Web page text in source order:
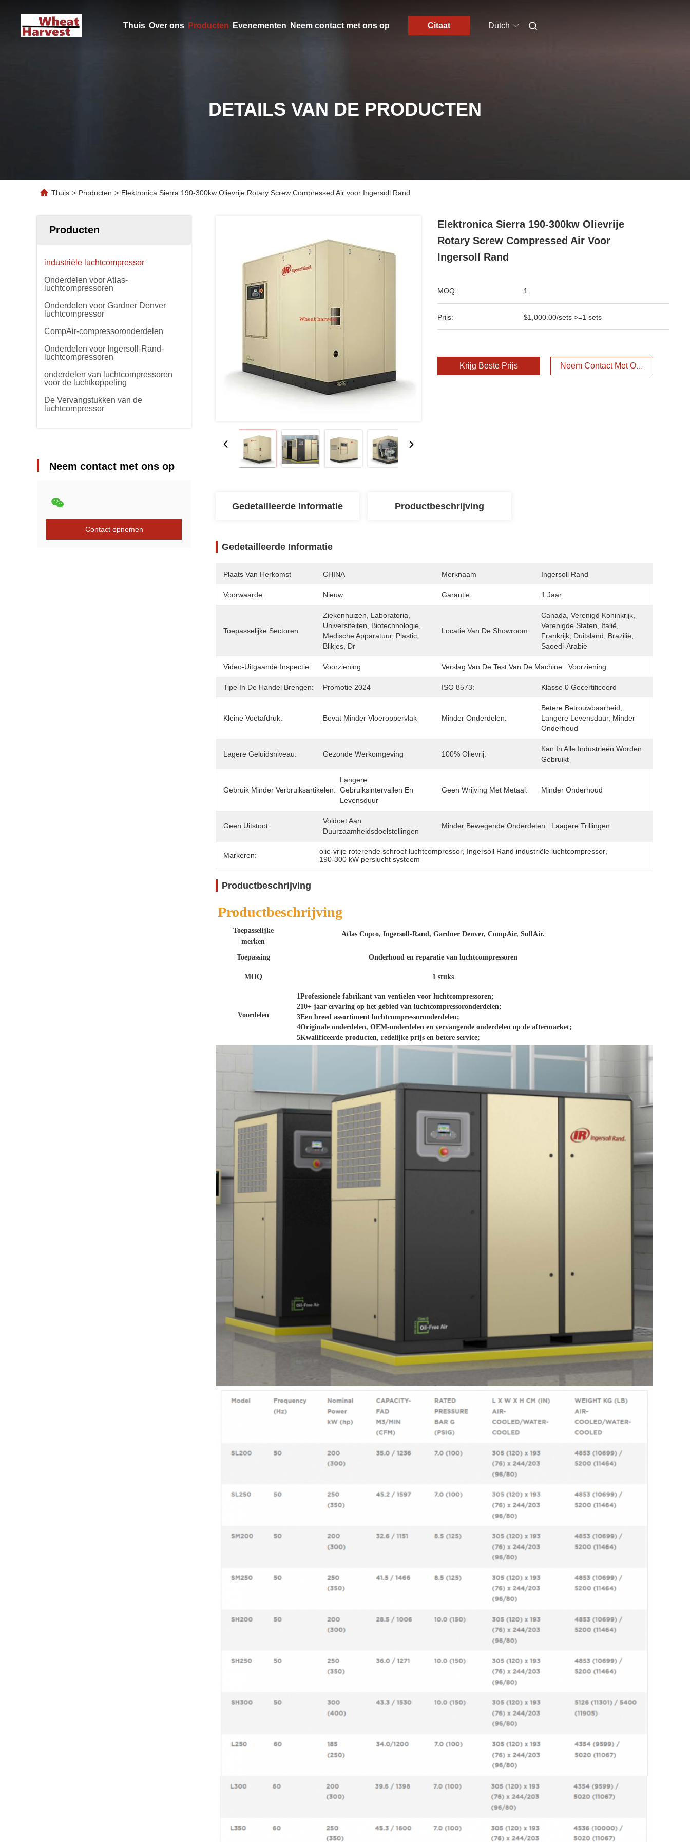
Thuis Over ons Producten Evenementen Neem contact met ons op Citaat Dutch
DETAILS VAN DE PRODUCTEN
Thuis > Producten > Elektronica Sierra 190-300kw Olievrije Rotary Screw Compressed Air voor Ingersoll Rand
Producten
industriële luchtcompressor
Onderdelen voor Atlas-
luchtcompressoren
Onderdelen voor Gardner Denver
luchtcompressor
CompAir-compressoronderdelen
Onderdelen voor Ingersoll-Rand-
luchtcompressoren
onderdelen van luchtcompressoren
voor de luchtkoppeling
De Vervangstukken van de
luchtcompressor
Neem contact met ons op
Contact opnemen
Elektronica Sierra 190-300kw Olievrije
Rotary Screw Compressed Air Voor
Ingersoll Rand
MOQ: 1
Prijs: $1,000.00/sets >=1 sets
Krijg Beste Prijs Neem Contact Met Ons Op
Gedetailleerde Informatie Productbeschrijving
Gedetailleerde Informatie
Plaats Van Herkomst CHINA Merknaam Ingersoll Rand
Voorwaarde: Nieuw Garantie: 1 Jaar
Toepasselijke Sectoren:
Ziekenhuizen, Laboratoria,
Universiteiten, Biotechnologie,
Medische Apparatuur, Plastic,
Blikjes, Dr
Locatie Van De Showroom:
Canada, Verenigd Koninkrijk,
Verenigde Staten, Italië,
Frankrijk, Duitsland, Brazilië,
Saoedi-Arabië
Video-Uitgaande Inspectie: Voorziening Verslag Van De Test Van De Machine: Voorziening
Tipe In De Handel Brengen: Promotie 2024 ISO 8573: Klasse 0 Gecertificeerd
Kleine Voetafdruk: Bevat Minder Vloeroppervlak Minder Onderdelen:
Betere Betrouwbaarheid,
Langere Levensduur, Minder
Onderhoud
Lagere Geluidsniveau: Gezonde Werkomgeving 100% Olievrij:
Kan In Alle Industrieën Worden
Gebruikt
Gebruik Minder Verbruiksartikelen:
Langere
Gebruiksintervallen En
Levensduur
Geen Wrijving Met Metaal: Minder Onderhoud
Geen Uitstoot:
Voldoet Aan
Duurzaamheidsdoelstellingen
Minder Bewegende Onderdelen: Laagere Trillingen
Markeren: olie-vrije roterende schroef luchtcompressor Ingersoll Rand industriële luchtcompressor
190-300 kW perslucht systeem
Productbeschrijving
Productbeschrijving
Toepasselijke
merken
Atlas Copco, Ingersoll-Rand, Gardner Denver, CompAir, SullAir.
Toepassing Onderhoud en reparatie van luchtcompressoren
MOQ 1 stuks
Voordelen
1Professionele fabrikant van ventielen voor luchtcompressoren;
210+ jaar ervaring op het gebied van luchtcompressoronderdelen;
3Een breed assortiment luchtcompressoronderdelen;
4Originale onderdelen, OEM-onderdelen en vervangende onderdelen op de aftermarket;
5Kwalificeerde producten, redelijke prijs en betere service;